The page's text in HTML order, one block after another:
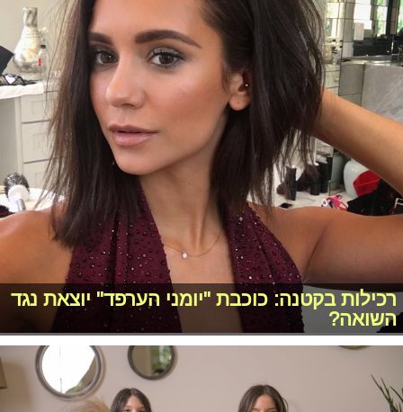
רכילות בקטנה: כוכבת "יומני הערפד" יוצאת נגד
השואה?